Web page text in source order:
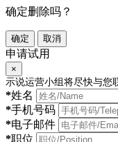
确定删除吗？
确定 取消
申请试用
×
示说运营小组将尽快与您
*姓名
*手机号码
*电子邮件
*职位